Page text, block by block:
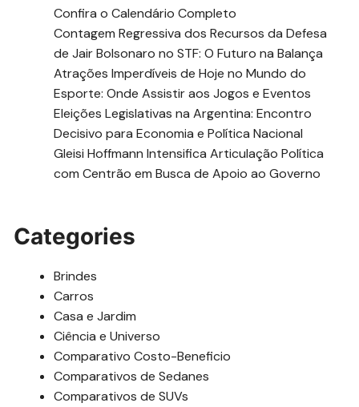
Confira o Calendário Completo
Contagem Regressiva dos Recursos da Defesa
de Jair Bolsonaro no STF: O Futuro na Balança
Atrações Imperdíveis de Hoje no Mundo do
Esporte: Onde Assistir aos Jogos e Eventos
Eleições Legislativas na Argentina: Encontro
Decisivo para Economia e Política Nacional
Gleisi Hoffmann Intensifica Articulação Política
com Centrão em Busca de Apoio ao Governo
Categories
Brindes
Carros
Casa e Jardim
Ciência e Universo
Comparativo Costo-Beneficio
Comparativos de Sedanes
Comparativos de SUVs